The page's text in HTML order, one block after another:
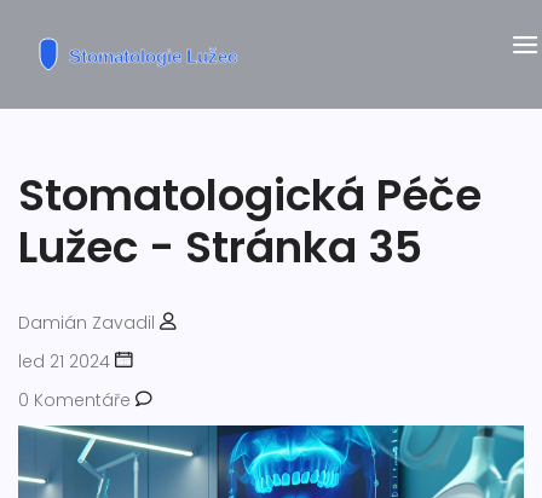
Stomatologická Péče
Lužec - Stránka 35
Damián Zavadil
led 21 2024
0 Komentáře